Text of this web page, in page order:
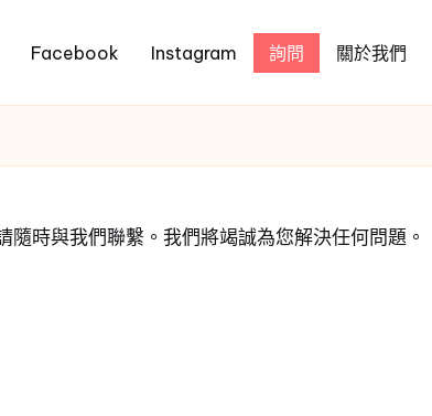
Facebook Instagram 詢問 關於我們
時與我們聯繫。我們將竭誠為您解決任何問題。